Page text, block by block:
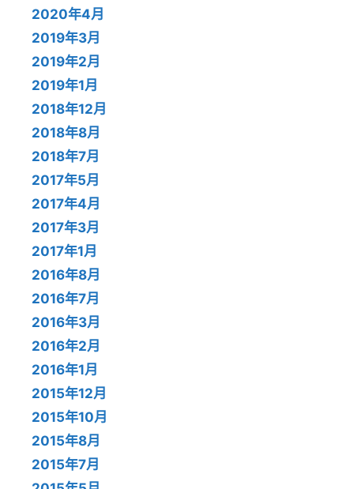
2020年4月
2019年3月
2019年2月
2019年1月
2018年12月
2018年8月
2018年7月
2017年5月
2017年4月
2017年3月
2017年1月
2016年8月
2016年7月
2016年3月
2016年2月
2016年1月
2015年12月
2015年10月
2015年8月
2015年7月